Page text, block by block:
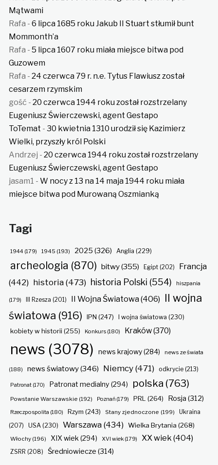
Mątwami
Rafa - 6 lipca 1685 roku Jakub II Stuart stłumił bunt
Mommonth’a
Rafa - 5 lipca 1607 roku miała miejsce bitwa pod
Guzowem
Rafa - 24 czerwca 79 r. n.e. Tytus Flawiusz został
cesarzem rzymskim
gość - 20 czerwca 1944 roku został rozstrzelany
Eugeniusz Świerczewski, agent Gestapo
ToTemat - 30 kwietnia 1310 urodził się Kazimierz
Wielki, przyszły król Polski
Andrzej - 20 czerwca 1944 roku został rozstrzelany
Eugeniusz Świerczewski, agent Gestapo
jasam1 - W nocy z 13 na 14 maja 1944 roku miała
miejsce bitwa pod Murowaną Oszmianką
Tagi
1944(179) 1945 (193) 2025 (326) Anglia (229)
archeologia (870) bitwy(355) Egipt(202)
Francja
(442) historia(473) historia Polski (554) hiszpania
(179) III Rzesza (201) II Wojna Światowa(406) II wojna
światowa (916) IPN (247) I wojna światowa (230)
kobiety w historii (255) Konkurs(180) Kraków(370)
news (3078) news krajowy(284) news ze świata
(188) news światowy(346) Niemcy(471) odkrycie(213)
Patronat(170) Patronat medialny (294) polska (763)
Powstanie Warszawskie (192) Poznań(179) PRL (264) Rosja (312)
Rzeczpospolita (180) Rzym (243) Stany zjednoczone (199)
Ukraina
(207)
USA(230) Warszawa(434) Wielka Brytania (268)
Włochy(196) XIX wiek (294) XVI wiek(179) XX wiek (404)
ZSRR (208) Średniowiecze (314)